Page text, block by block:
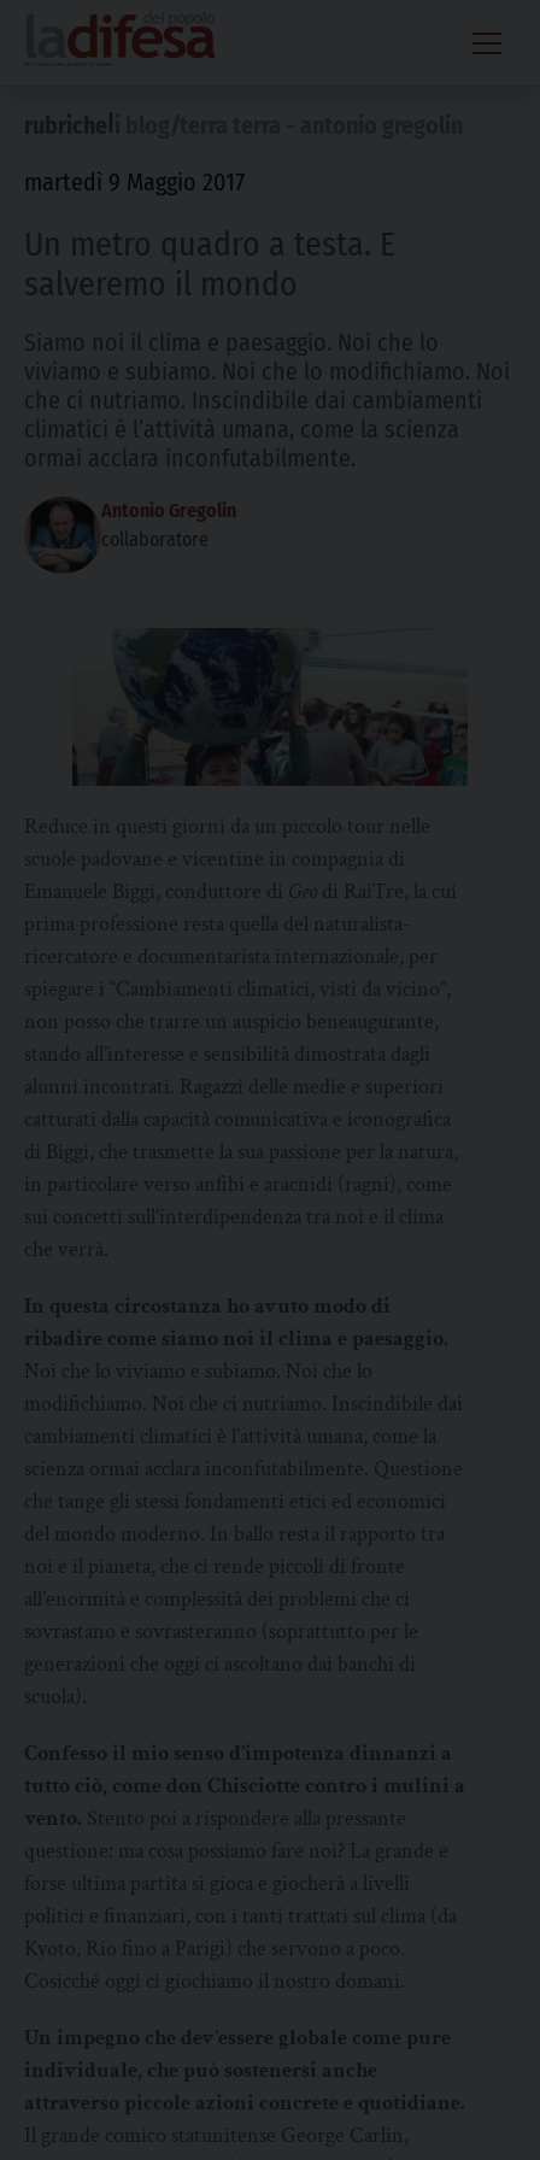
content
martedì 9 Maggio 2017
Un metro quadro a testa. E
salveremo il mondo
Siamo noi il clima e paesaggio. Noi che lo
viviamo e subiamo. Noi che lo modifichiamo. Noi
che ci nutriamo. Inscindibile dai cambiamenti
climatici è l’attività umana, come la scienza
ormai acclara inconfutabilmente.
Antonio Gregolin
collaboratore
Reduce in questi giorni da un piccolo tour nelle
scuole padovane e vicentine in compagnia di
Emanuele Biggi, conduttore di Geo di RaiTre, la cui
prima professione resta quella del naturalista-
ricercatore e documentarista internazionale, per
spiegare i “Cambiamenti climatici, visti da vicino”,
non posso che trarre un auspicio beneaugurante,
stando all’interesse e sensibilità dimostrata dagli
alunni incontrati. Ragazzi delle medie e superiori
catturati dalla capacità comunicativa e iconografica
di Biggi, che trasmette la sua passione per la natura,
in particolare verso anfibi e aracnidi (ragni), come
sui concetti sull’interdipendenza tra noi e il clima
che verrà.
In questa circostanza ho avuto modo di
ribadire come siamo noi il clima e paesaggio.
Noi che lo viviamo e subiamo. Noi che lo
modifichiamo. Noi che ci nutriamo. Inscindibile dai
cambiamenti climatici è l’attività umana, come la
scienza ormai acclara inconfutabilmente. Questione
che tange gli stessi fondamenti etici ed economici
del mondo moderno. In ballo resta il rapporto tra
noi e il pianeta, che ci rende piccoli di fronte
all’enormità e complessità dei problemi che ci
sovrastano e sovrasteranno (soprattutto per le
generazioni che oggi ci ascoltano dai banchi di
scuola).
Confesso il mio senso d’impotenza dinnanzi a
tutto ciò, come don Chisciotte contro i mulini a
vento. Stento poi a rispondere alla pressante
questione: ma cosa possiamo fare noi? La grande e
forse ultima partita si gioca e giocherà a livelli
politici e finanziari, con i tanti trattati sul clima (da
Kyoto, Rio fino a Parigi) che servono a poco.
Cosicché oggi ci giochiamo il nostro domani.
Un impegno che dev’essere globale come pure
individuale, che può sostenersi anche
attraverso piccole azioni concrete e quotidiane.
Il grande comico statunitense George Carlin,